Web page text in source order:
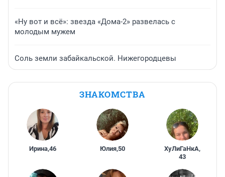
«Ну вот и всё»: звезда «Дома-2» развелась с
молодым мужем
Соль земли забайкальской. Нижегородцевы
ЗНАКОМСТВА
Ирина,46 Юлия,50 ХуЛиГаНкА,
43